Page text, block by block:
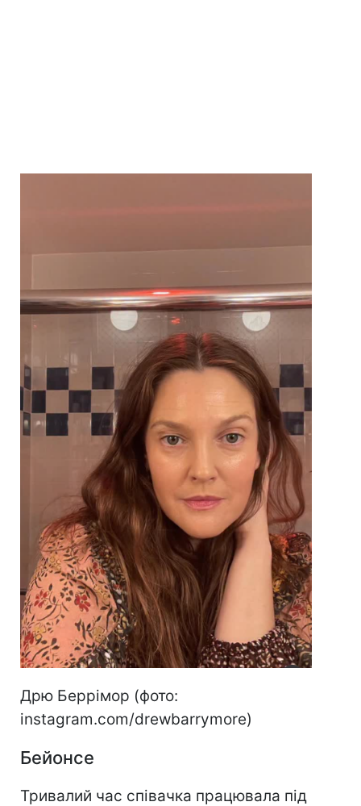
Дрю Беррімор (фото:
instagram.com/drewbarrymore)
Бейонсе
Тривалий час співачка працювала під